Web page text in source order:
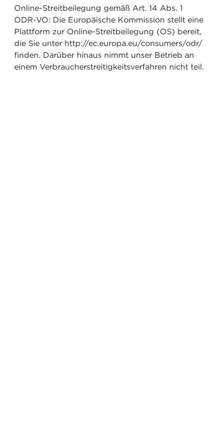
Online-Streitbeilegung gemäß Art. 14 Abs. 1
ODR-VO: Die Europäische Kommission stellt eine
Plattform zur Online-Streitbeilegung (OS) bereit,
die Sie unter http://ec.europa.eu/consumers/odr/
finden. Darüber hinaus nimmt unser Betrieb an
einem Verbraucherstreitigkeitsverfahren nicht teil.